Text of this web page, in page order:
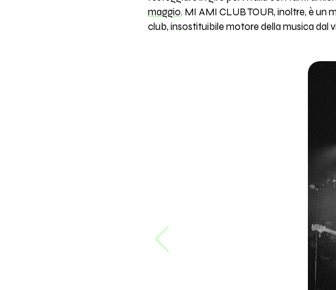
maggio. MI AMI CLUB TOUR, inoltre, è un
club, insostituibile motore della musica dal